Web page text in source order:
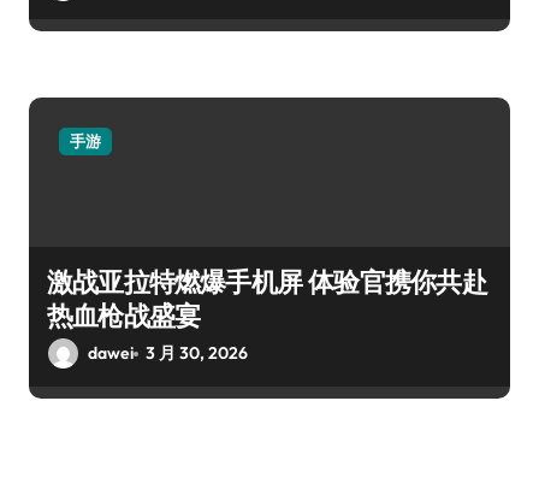
手游
激战亚拉特燃爆手机屏 体验官携你共赴
热血枪战盛宴
dawei 3 月 30, 2026